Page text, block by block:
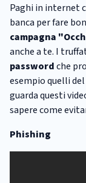
Paghi in internet
banca per fare
campagna
anche a te. I
passwordche
esempio quelli
guarda questi
sapere come
Phishing